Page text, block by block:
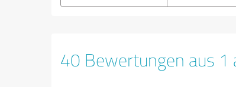
40 Bewertungen aus 1